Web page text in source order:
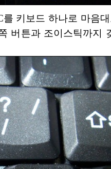
키보드 하나로 마음
버튼과 조이스틱까지